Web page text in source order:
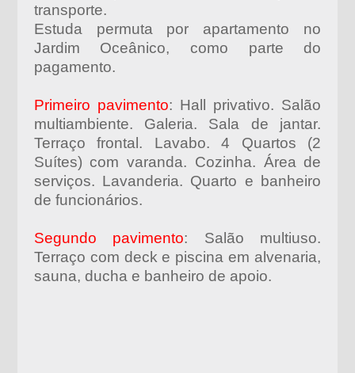
transporte.
Estuda permuta por apartamento no
Jardim Oceânico, como parte do
pagamento.
Primeiro pavimento: Hall privativo. Salão
multiambiente. Galeria. Sala de jantar.
Terraço frontal. Lavabo. 4 Quartos (2
Suítes) com varanda. Cozinha. Área de
serviços. Lavanderia. Quarto e banheiro
de funcionários.
Segundo pavimento: Salão multiuso.
Terraço com deck e piscina em alvenaria,
sauna, ducha e banheiro de apoio.